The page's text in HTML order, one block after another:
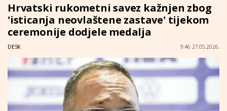
Hrvatski rukometni savez kažnjen zbog
'isticanja neovlaštene zastave' tijekom
ceremonije dodjele medalja
DESK 9:46 27.05.2026.